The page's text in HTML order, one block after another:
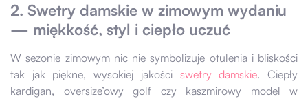
2. Swetry damskie w zimowym wydaniu
— miękkość, styl i ciepło uczuć
W sezonie zimowym nic nie symbolizuje otulenia i bliskości
tak jak piękne, wysokiej jakości swetry damskie. Ciepły
kardigan, oversize’owy golf czy kaszmirowy model w